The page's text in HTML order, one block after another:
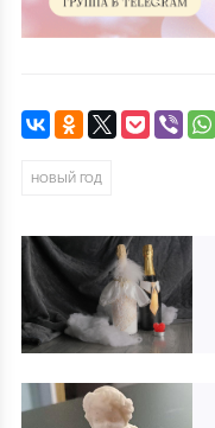
НОВЫЙ ГОД